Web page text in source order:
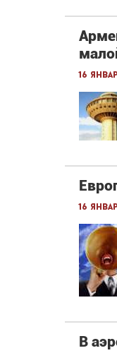
16
16
В